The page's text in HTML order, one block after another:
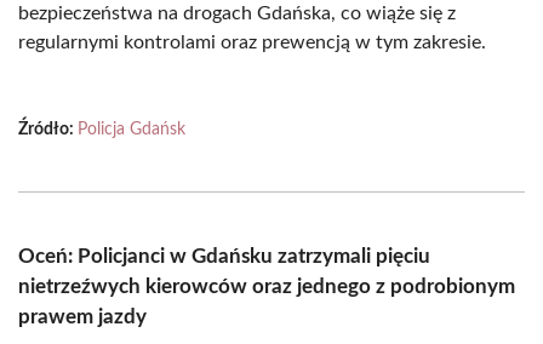
bezpieczeństwa na drogach Gdańska, co wiąże się z
regularnymi kontrolami oraz prewencją w tym zakresie.
Źródło: Policja Gdańsk
Oceń: Policjanci w Gdańsku zatrzymali pięciu
nietrzeźwych kierowców oraz jednego z podrobionym
prawem jazdy